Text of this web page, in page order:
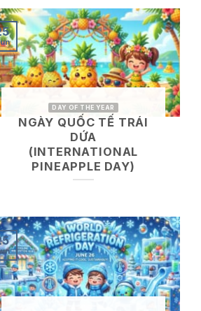
DAY OF THE YEAR
NGÀY QUỐC TẾ TRÁI
DỨA
(INTERNATIONAL
PINEAPPLE DAY)